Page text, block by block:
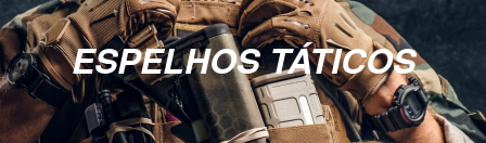
ESPELHOS TÁTICOS